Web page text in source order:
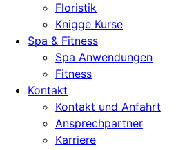
Floristik
Knigge Kurse
Spa & Fitness
Spa Anwendungen
Fitness
Kontakt
Kontakt und Anfahrt
Ansprechpartner
Karriere